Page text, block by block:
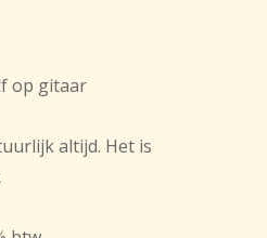
op gitaar
altijd. Het is